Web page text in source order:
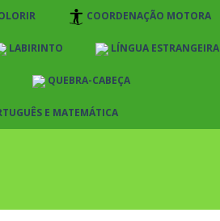
COORDENAÇÃO MOTORA
LABIRINTO LÍNGUA ESTRANGEIRA
QUEBRA-CABEÇA
E MATEMÁTICA